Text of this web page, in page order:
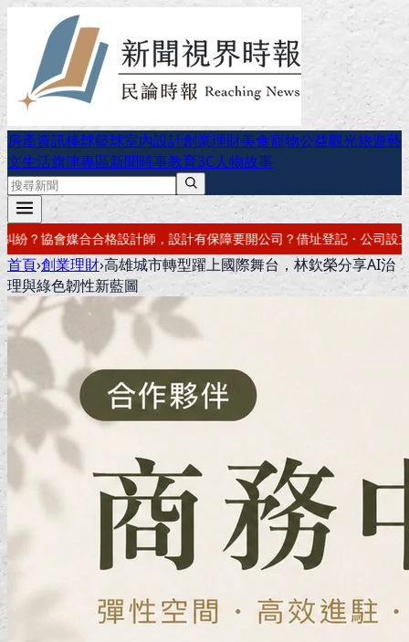
房產資訊棒球籃球室內設計創業理財美食寵物公益觀光旅遊藝
文生活旗津專區新聞時事教育3C人物故事
開公司？借址登記・公司設立・工商登記一次辦好記帳報稅・節稅規
首頁›創業理財›高雄城市轉型躍上國際舞台，林欽榮分享AI治
理與綠色韌性新藍圖